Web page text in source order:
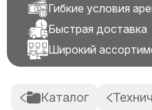
Гибкие условия
Быстрая доставка
Широкий
Каталог